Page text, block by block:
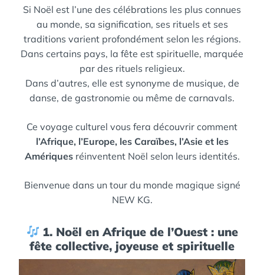
Si Noël est l’une des célébrations les plus connues
au monde, sa signification, ses rituels et ses
traditions varient profondément selon les régions.
Dans certains pays, la fête est spirituelle, marquée
par des rituels religieux.
Dans d’autres, elle est synonyme de musique, de
danse, de gastronomie ou même de carnavals.
Ce voyage culturel vous fera découvrir comment
l’Afrique, l’Europe, les Caraïbes, l’Asie et les
Amériquesréinventent Noël selon leurs identités.
Bienvenue dans un tour du monde magique signé
NEW KG.
1. Noël en Afrique de l’Ouest : une
fête collective, joyeuse et spirituelle